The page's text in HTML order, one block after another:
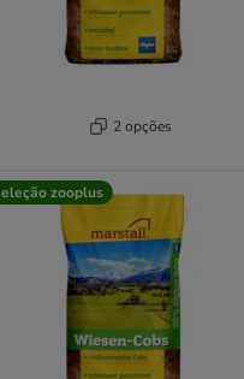
2 opções
zooplus